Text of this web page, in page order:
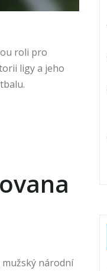
roli pro
ligy a jeho
národní